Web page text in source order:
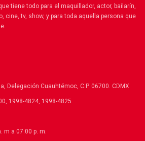
tiene todo para el maquillador, actor, bailarín,
cine, tv, show, y para toda aquella persona que
Delegación Cuauhtémoc, C.P. 06700. CDMX
1998-4824, 1998-4825
m a 07:00 p. m.